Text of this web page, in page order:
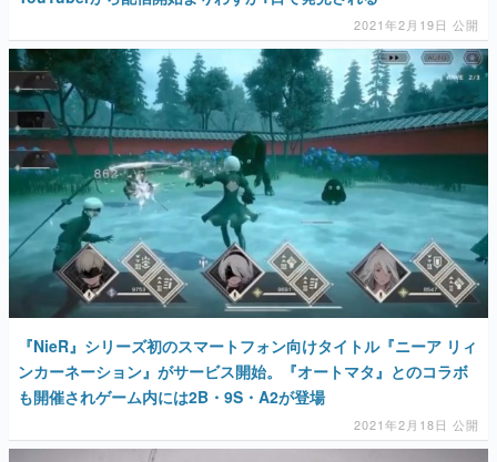
2021年2月19日 公開
『NieR』シリーズ初のスマートフォン向けタイトル『ニーア リィ
ンカーネーション』がサービス開始。『オートマタ』とのコラボ
も開催されゲーム内には2B・9S・A2が登場
2021年2月18日 公開